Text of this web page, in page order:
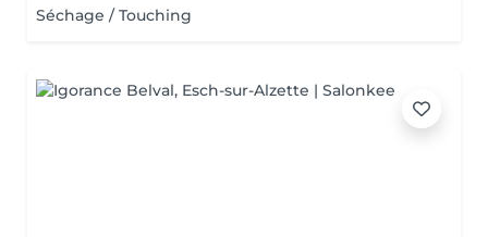
Séchage / Touching